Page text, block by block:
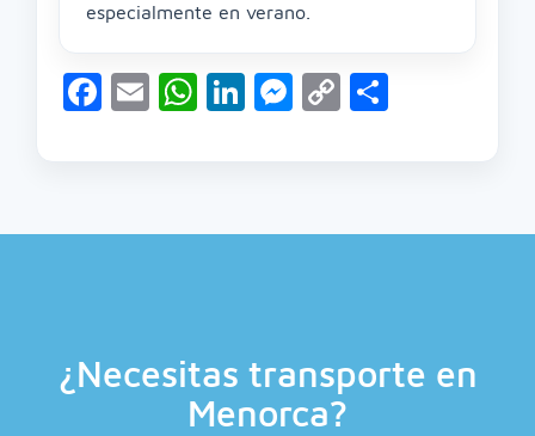
especialmente en verano.
Facebook
EmailWhatsApp
LinkedIn
Messenger
Copy
¿Necesitas transporte en
Menorca?